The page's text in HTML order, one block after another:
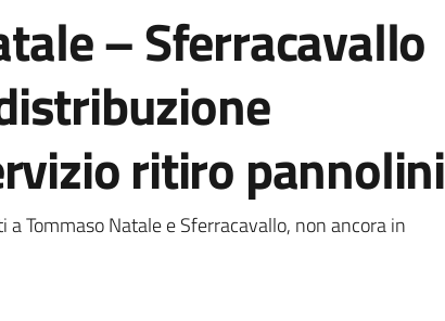
– Sferracavallo
ritiro pannolini
Tommaso Natale e Sferracavallo, non ancora in